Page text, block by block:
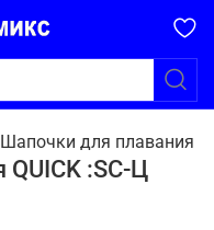
Шапочки для плавания
:SC-Ц